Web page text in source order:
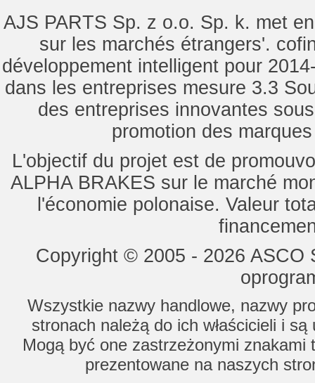
AJS PARTS Sp. z o.o. Sp. k. met
sur les marchés étrangers'.
développement intelligent pour
dans les entreprises mesure 3.3
des entreprises innovantes
promotion des
L'objectif du projet est de
ALPHA BRAKES sur le marché
l'économie polonaise. Valeur
Copyright © 2005 - 2026
Wszystkie nazwy handlowe, nazwy
stronach należą do ich właścicieli i
Mogą być one zastrzeżonymi znakami
prezentowane na naszych